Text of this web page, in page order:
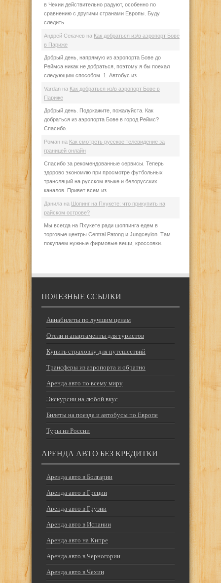
в Чехии действительно радуют, особенно по
сравнению с другими странами Европы. Буду
следить
Андрей Секачев на Как добраться из/в аэропорт Бове
в Париже
Добрый день, напрямую из аэропорта Бове до
Реймса никак не добраться, поэтому я бы поехал
следующим способом. 1. Автобус из
Vardan на Как добраться из/в аэропорт Бове в
Париже
Добрый день. Подскажите, пожалуйста. Как
добраться из аэропорта Бове в город Реймс?
Спасибо.
Роман на Как смотреть русское телевидение за
границей онлайн
Спасибо за рекомендованные сервисы. Теперь
здорово экономлю при просмотре футбольных
трансляций на русском языке и белорусских
каналов. Привет всем из
Данила на Шопинг на Пхукете: что прикупить на
райском острове?
Мы всегда на Пхукете ради шоппинга едем в
торговые центры Central Patong и Jungceylon. Там
покупаем нужные фирмовые вещи, кроссовки.
ПОЛЕЗНЫЕ ССЫЛКИ
Авиабилеты по лучшим ценам
Отели и апартаменты для туристов
Купить страховку для путешествий
Трансферы из аэропорта и обратно
Аренда авто по всему миру
Экскурсии на любой вкус
Билеты на поезда и автобусы по Европе
Туры из России
АРЕНДА АВТО БЕЗ КРЕДИТКИ
Аренда авто в Болгарии
Аренда авто в Греции
Аренда авто в Грузии
Аренда авто в Испании
Аренда авто на Кипре
Аренда авто в Черногории
Аренда авто в Чехии